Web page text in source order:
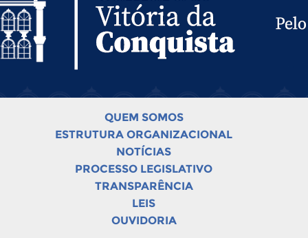
QUEM SOMOS
ESTRUTURA ORGANIZACIONAL
NOTÍCIAS
PROCESSO LEGISLATIVO
TRANSPARÊNCIA
LEIS
OUVIDORIA